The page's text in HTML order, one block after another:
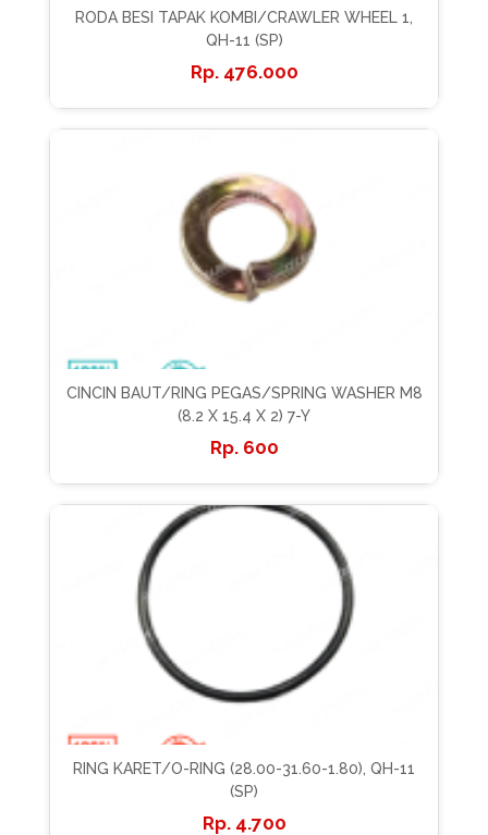
RODA BESI TAPAK KOMBI/CRAWLER WHEEL 1,
QH-11 (SP)
476.000
CINCIN BAUT/RING PEGAS/SPRING WASHER M8
(8.2 X 15.4 X 2) 7-Y
600
RING KARET/O-RING (28.00-31.60-1.80), QH-11
(SP)
4.700